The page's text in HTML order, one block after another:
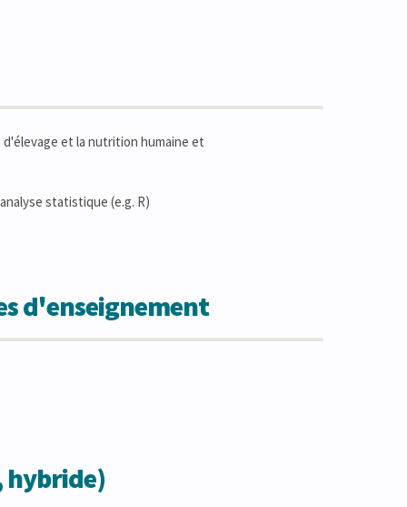
et la nutrition humaine et
statistique (e.g. R)
d'enseignement
hybride)